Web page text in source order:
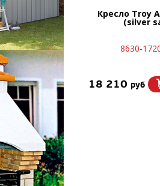
Кресло Troy
(silver
8630-
18 210 руб